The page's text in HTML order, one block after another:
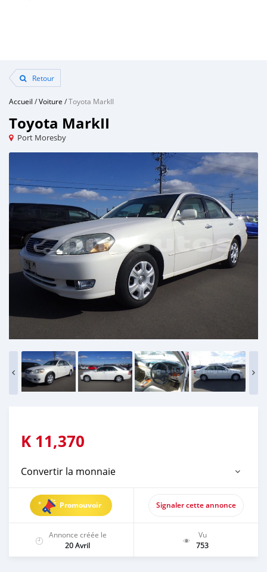
Retour
Accueil /Voiture /Toyota MarkII
Toyota MarkII
Port Moresby
K 11,370
Convertir la monnaie
Promouvoir Signaler cette annonce
Annonce créée le
20 Avril
Vu
753